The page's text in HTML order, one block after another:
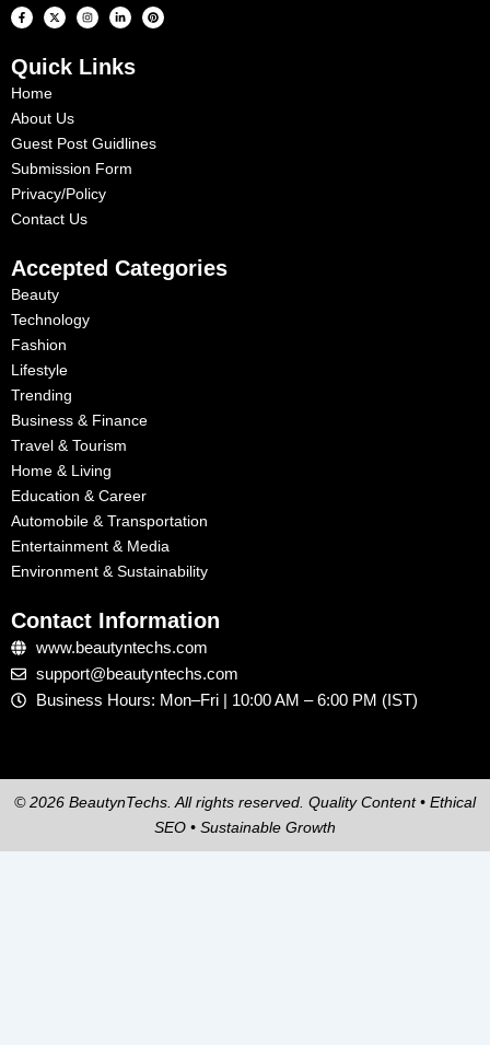
F
a
c
o
o
k
-
X
-
t
t
t
I
n
s
r
L
i
n
d
i
P
i
n
Quick Links
Home
About Us
Guest Post Guidlines
Submission Form
Privacy/Policy
Contact Us
Accepted Categories
Beauty
Technology
Fashion
Lifestyle
Trending
Business & Finance
Travel & Tourism
Home & Living
Education & Career
Automobile & Transportation
Entertainment & Media
Environment & Sustainability
Contact Information
www.beautyntechs.com
support@beautyntechs.com
Business Hours: Mon–Fri | 10:00 AM – 6:00 PM (IST)
© 2026 BeautynTechs. All rights reserved. Quality Content • Ethical
SEO • Sustainable Growth